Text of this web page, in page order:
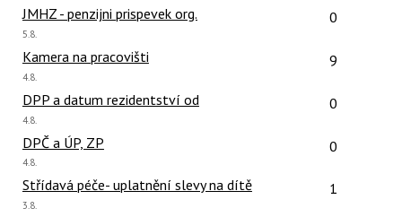
JMHZ - penzijni prispevek org. Počet
0
Poslední
5.8.
Kamera na pracovišti Počet
9
Poslední
4.8.
DPP a datum rezidentství od Počet
0
Poslední
4.8.
DPČ a ÚP, ZP Počet
0
Poslední
4.8.
Střídavá péče- uplatnění slevy na dítě Počet
1
Poslední
3.8.